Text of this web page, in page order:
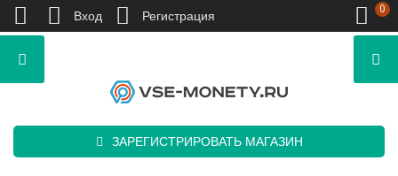
ЗАРЕГИСТРИРОВАТЬ МАГАЗИН
Вход Регистрация 0